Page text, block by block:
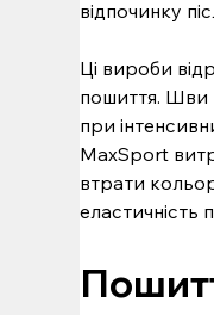
відпочинку
Ці вироби
пошиття. Шви
при
MaxSport
втрати
еластичність